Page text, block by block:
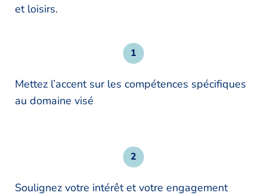
et loisirs.
Mettez l’accent sur les compétences spécifiques
au domaine visé
Soulignez votre intérêt et votre engagement